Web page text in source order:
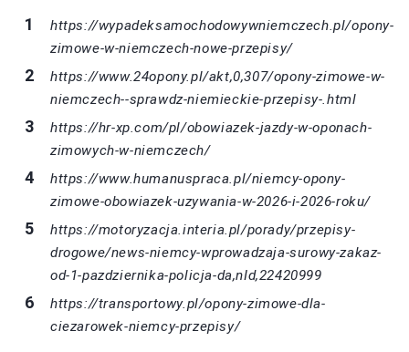
https://wypadeksamochodowywniemczech.pl/opony-
zimowe-w-niemczech-nowe-przepisy/
https://www.24opony.pl/akt,0,307/opony-zimowe-w-
niemczech--sprawdz-niemieckie-przepisy-.html
https://hr-xp.com/pl/obowiazek-jazdy-w-oponach-
zimowych-w-niemczech/
https://www.humanuspraca.pl/niemcy-opony-
zimowe-obowiazek-uzywania-w-2026-i-2026-roku/
https://motoryzacja.interia.pl/porady/przepisy-
drogowe/news-niemcy-wprowadzaja-surowy-zakaz-
od-1-pazdziernika-policja-da,nId,22420999
https://transportowy.pl/opony-zimowe-dla-
ciezarowek-niemcy-przepisy/